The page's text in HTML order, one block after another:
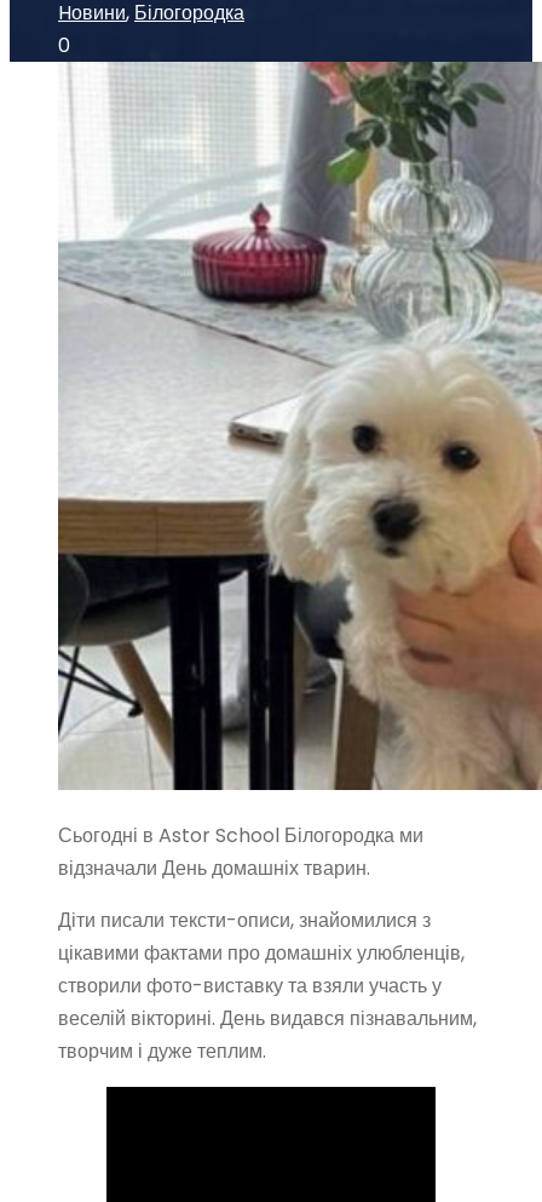
Hовини, Білогородка
0
Сьогодні в Astor School Білогородка ми
відзначали День домашніх тварин.
Діти писали тексти-описи, знайомилися з
цікавими фактами про домашніх улюбленців,
створили фото-виставку та взяли участь у
веселій вікторині. День видався пізнавальним,
творчим і дуже теплим.